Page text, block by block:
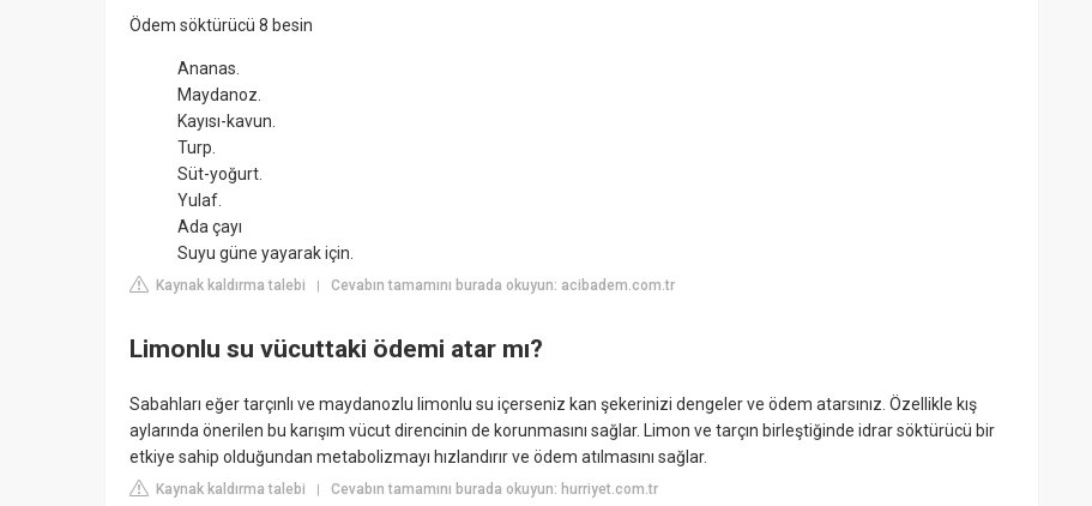
Ödem söktürücü 8 besin
Ananas.
Maydanoz.
Kayısı-kavun.
Turp.
Süt-yoğurt.
Yulaf.
Ada çayı
Suyu güne yayarak için.
Kaynak kaldırma talebi | Cevabın tamamını burada okuyun: acibadem.com.tr
Limonlu su vücuttaki ödemi atar mı?
Sabahları eğer tarçınlı ve maydanozlu limonlu su içerseniz kan şekerinizi dengeler ve ödem atarsınız. Özellikle kış
aylarında önerilen bu karışım vücut direncinin de korunmasını sağlar. Limon ve tarçın birleştiğinde idrar söktürücü bir
etkiye sahip olduğundan metabolizmayı hızlandırır ve ödem atılmasını sağlar.
Kaynak kaldırma talebi | Cevabın tamamını burada okuyun: hurriyet.com.tr